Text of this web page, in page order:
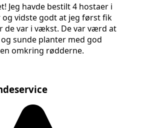
Jeg havde bestilt 4 hostaer i
vidste godt at jeg først fik
de var i vækst. De var værd at
sunde planter med god
omkring rødderne.